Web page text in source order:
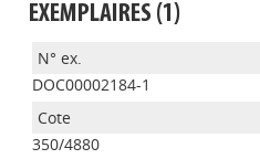
EXEMPLAIRES (1)
DOC00002184-1
350/4880